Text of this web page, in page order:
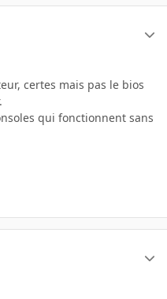
certes mais pas le bios
qui fonctionnent sans